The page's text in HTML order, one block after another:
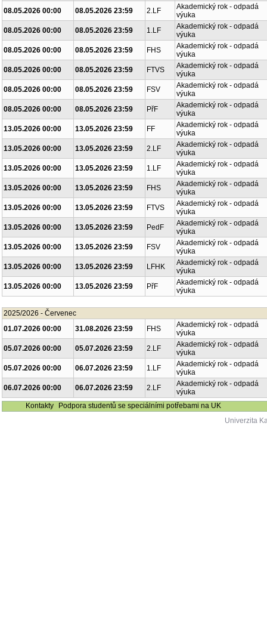
08.05.2026 00:00
08.05.2026 23:59 2.LF
Akademický rok - odpadá
výuka
08.05.2026 00:00
08.05.2026 23:59 1.LF
Akademický rok - odpadá
výuka
08.05.2026 00:00
08.05.2026 23:59 FHS
Akademický rok - odpadá
výuka
08.05.2026 00:00
08.05.2026 23:59 FTVS
Akademický rok - odpadá
výuka
08.05.2026 00:00
08.05.2026 23:59 FSV
Akademický rok - odpadá
výuka
08.05.2026 00:00
08.05.2026 23:59 PřF
Akademický rok - odpadá
výuka
13.05.2026 00:00
13.05.2026 23:59 FF
Akademický rok - odpadá
výuka
13.05.2026 00:00
13.05.2026 23:59 2.LF
Akademický rok - odpadá
výuka
13.05.2026 00:00
13.05.2026 23:59 1.LF
Akademický rok - odpadá
výuka
13.05.2026 00:00
13.05.2026 23:59 FHS
Akademický rok - odpadá
výuka
13.05.2026 00:00
13.05.2026 23:59 FTVS
Akademický rok - odpadá
výuka
13.05.2026 00:00
13.05.2026 23:59 PedF
Akademický rok - odpadá
výuka
13.05.2026 00:00
13.05.2026 23:59 FSV
Akademický rok - odpadá
výuka
13.05.2026 00:00
13.05.2026 23:59 LFHK
Akademický rok - odpadá
výuka
13.05.2026 00:00
13.05.2026 23:59 PřF
Akademický rok - odpadá
výuka
2025/2026 - Červenec
01.07.2026 00:00
31.08.2026 23:59 FHS
Akademický rok - odpadá
výuka
05.07.2026 00:00
05.07.2026 23:59 2.LF
Akademický rok - odpadá
výuka
05.07.2026 00:00
06.07.2026 23:59 1.LF
Akademický rok - odpadá
výuka
06.07.2026 00:00
06.07.2026 23:59 2.LF
Akademický rok - odpadá
výuka
Kontakty
Podpora studentů se speciálními potřebami na UK
Univerzita